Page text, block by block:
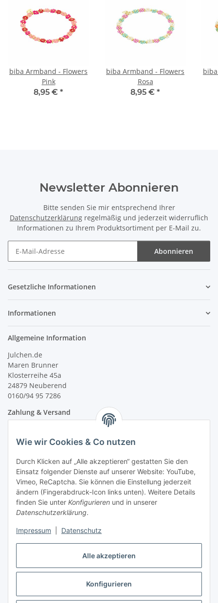
Alle akzeptieren
Konfigurieren
Wie wir Cookies & Co nutzen
Durch Klicken auf „Alle akzeptieren“ gestatten Sie den
Einsatz folgender Dienste auf unserer Website: YouTube,
Vimeo, ReCaptcha. Sie können die Einstellung jederzeit
ändern (Fingerabdruck-Icon links unten). Weitere Details
finden Sie unter Konfigurieren und in unserer
Datenschutzerklärung.
Impressum Datenschutz
biba Armband - Flowers
Pink
8,95 € *
biba Armband - Flowers
Rosa
8,95 € *
Newsletter Abonnieren
Bitte senden Sie mir entsprechend Ihrer
Datenschutzerklärung regelmäßig und jederzeit widerruflich
Informationen zu Ihrem Produktsortiment per E-Mail zu.
Abonnieren
Gesetzliche Informationen
Informationen
Allgemeine Information
Julchen.de
Maren Brunner
Klosterreihe 45a
24879 Neuberend
0160/94 95 7286
Zahlung & Versand
Vertrag widerrufen